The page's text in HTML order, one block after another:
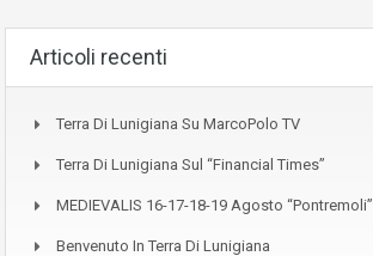
Articoli recenti
Terra Di Lunigiana Su MarcoPolo TV
Terra Di Lunigiana Sul “Financial Times”
MEDIEVALIS 16-17-18-19 Agosto “Pontremoli”
Benvenuto In Terra Di Lunigiana